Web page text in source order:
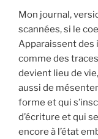
Mon journal,
scannées, si le
Apparaissent des
comme des
devient lieu de
aussi de
forme et qui
d’écriture et qui
encore à l’état